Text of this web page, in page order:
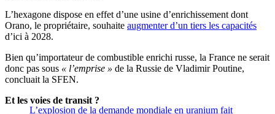
L’hexagone dispose en effet d’une usine d’enrichissement dont
Orano, le propriétaire, souhaite augmenter d’un tiers les capacités
d’ici à 2028.
Bien qu’importateur de combustible enrichi russe, la France ne serait
donc pas sous « l’emprise » de la Russie de Vladimir Poutine,
concluait la SFEN.
L’explosion de la demande mondiale en uranium fait
Et les voies de transit ?